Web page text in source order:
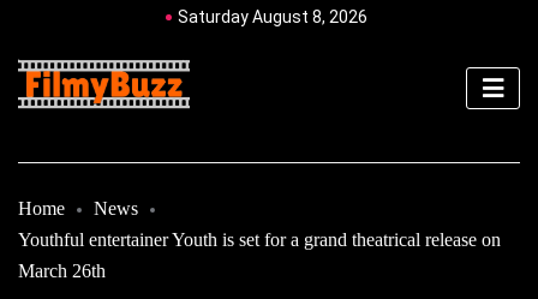
Saturday August 8, 2026
Home
News
Youthful entertainer Youth is set for a grand theatrical release on
March 26th